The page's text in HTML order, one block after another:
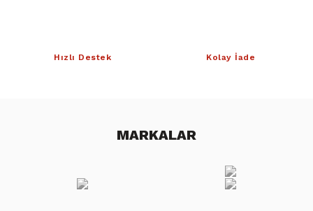
Hızlı Destek Kolay İade
MARKALAR